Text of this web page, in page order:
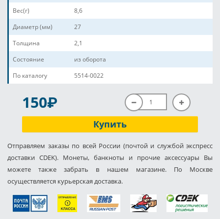
Вес(г)
8,6
Диаметр (мм)
27
Толщина
2,1
Состояние
из оборота
По каталогу
5514-0022
150P
Купить
Отправляем заказы по всей России (почтой и службой экспресс
доставки CDEK). Монеты, банкноты и прочие аксессуары Вы
можете также забрать в нашем магазине. По Москве
осуществляется курьерская доставка.